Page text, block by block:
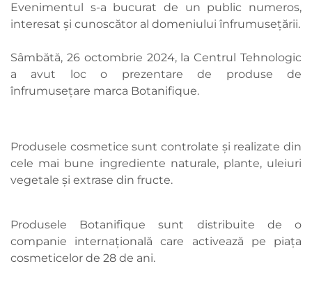
Evenimentul s-a bucurat de un public numeros,
interesat și cunoscător al domeniului înfrumusețării.
Sâmbătă, 26 octombrie 2024, la Centrul Tehnologic
a avut loc o prezentare de produse de
înfrumusețare marca Botanifique.
Produsele cosmetice sunt controlate și realizate din
cele mai bune ingrediente naturale, plante, uleiuri
vegetale și extrase din fructe.
Produsele Botanifique sunt distribuite de o
companie internațională care activează pe piața
cosmeticelor de 28 de ani.